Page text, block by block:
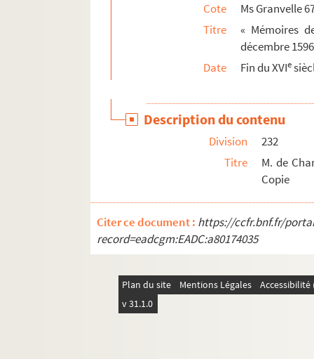
Cote
Ms Granvelle
Titre
« Mémoires
décembre
Date
Fin du XVIe
Description du contenu
Division
232
Titre
M. de
Copie
Citer ce document : https://ccfr.bnf.fr/
record=eadcgm:EADC:a80174035
Plan du site Mentions Légales
v 31.1.0